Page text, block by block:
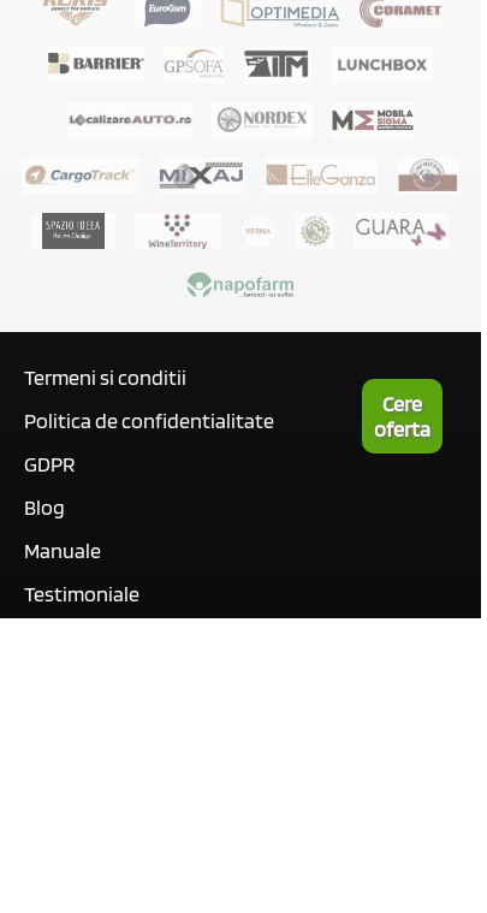
Termeni si conditii
Politica de confidentialitate
GDPR
Blog
Manuale
Testimoniale
Cere
oferta